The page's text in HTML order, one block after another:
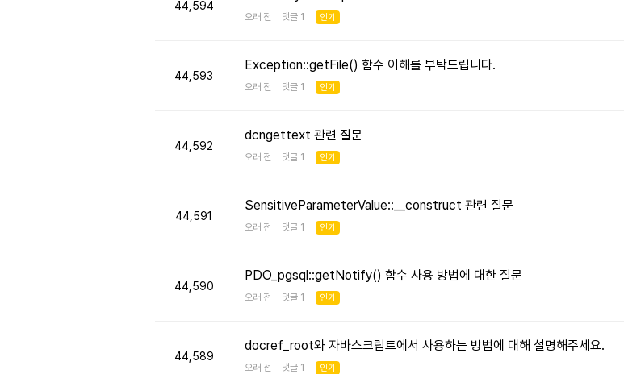
44,594
오래 전 댓글 1 인기
44,593
Exception::getFile() 함수 이해를 부탁드립니다.
오래 전 댓글 1 인기
44,592
dcngettext 관련 질문
오래 전 댓글 1 인기
44,591
SensitiveParameterValue::__construct 관련 질문
오래 전 댓글 1 인기
44,590
PDO_pgsql::getNotify() 함수 사용 방법에 대한 질문
오래 전 댓글 1 인기
44,589
docref_root와 자바스크립트에서 사용하는 방법에 대해 설명해주세요.
오래 전 댓글 1 인기